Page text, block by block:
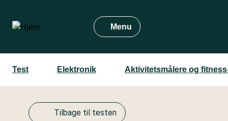
hovedindhold
Menu
Test Elektronik Aktivitetsmålere og
Tilbage til testen